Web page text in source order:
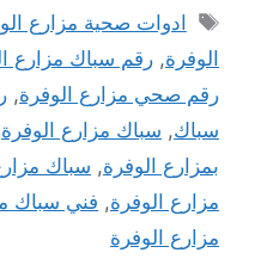
الوسوم
ادوات صحية مزارع
الوفرة, رقم سباك مزارع
رقم صحي مزارع الوفرة,
سباك, سباك مزارع الوفرة
بمزارع الوفرة, سباك
مزارع الوفرة, فني سباك
مزارع الوفرة